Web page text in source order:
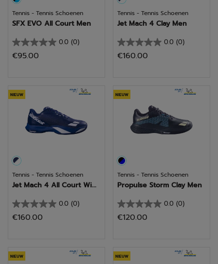
Tennis - Tennis Schoenen
SFX EVO All Court Men
0.0 (0)
0.0
van
sterren.
€95.00
Tennis - Tennis Schoenen
Jet Mach 4 Clay Men
0.0 (0)
0.0
van
sterren.
€160.00
NIEUW
Tennis - Tennis Schoenen
Jet Mach 4 All Court Wi...
0.0 (0)
0.0
van
sterren.
€160.00
NIEUW
Tennis - Tennis Schoenen
Propulse Storm Clay Men
0.0 (0)
0.0
van
sterren.
€120.00
NIEUW NIEUW